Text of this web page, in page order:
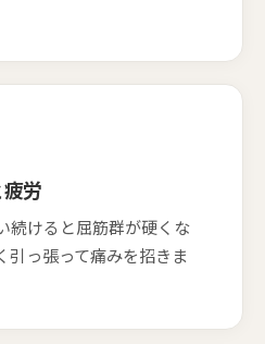
労
続けると屈筋群が硬くな
引っ張って痛みを招きま